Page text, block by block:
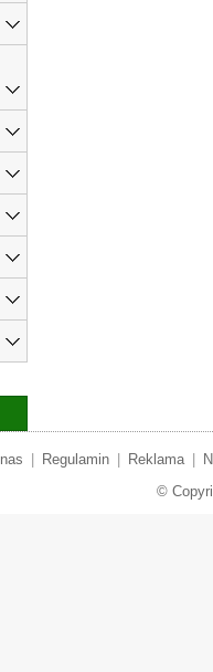
Regulamin Reklama
©